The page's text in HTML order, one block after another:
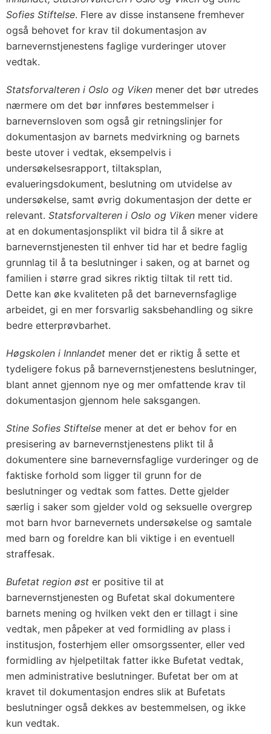
Sofies Stiftelse. Flere av disse instansene fremhever
også behovet for krav til dokumentasjon av
barnevernstjenestens faglige vurderinger utover
vedtak.
Statsforvalteren i Oslo og Viken mener det bør utredes
nærmere om det bør innføres bestemmelser i
barnevernsloven som også gir retningslinjer for
dokumentasjon av barnets medvirkning og barnets
beste utover i vedtak, eksempelvis i
undersøkelsesrapport, tiltaksplan,
evalueringsdokument, beslutning om utvidelse av
undersøkelse, samt øvrig dokumentasjon der dette er
relevant. Statsforvalteren i Oslo og Viken mener videre
at en dokumentasjonsplikt vil bidra til å sikre at
barnevernstjenesten til enhver tid har et bedre faglig
grunnlag til å ta beslutninger i saken, og at barnet og
familien i større grad sikres riktig tiltak til rett tid.
Dette kan øke kvaliteten på det barnevernsfaglige
arbeidet, gi en mer forsvarlig saksbehandling og sikre
bedre etterprøvbarhet.
Høgskolen i Innlandet mener det er riktig å sette et
tydeligere fokus på barnevernstjenestens beslutninger,
blant annet gjennom nye og mer omfattende krav til
dokumentasjon gjennom hele saksgangen.
Stine Sofies Stiftelse mener at det er behov for en
presisering av barnevernstjenestens plikt til å
dokumentere sine barnevernsfaglige vurderinger og de
faktiske forhold som ligger til grunn for de
beslutninger og vedtak som fattes. Dette gjelder
særlig i saker som gjelder vold og seksuelle overgrep
mot barn hvor barnevernets undersøkelse og samtale
med barn og foreldre kan bli viktige i en eventuell
straffesak.
Bufetat region øst er positive til at
barnevernstjenesten og Bufetat skal dokumentere
barnets mening og hvilken vekt den er tillagt i sine
vedtak, men påpeker at ved formidling av plass i
institusjon, fosterhjem eller omsorgssenter, eller ved
formidling av hjelpetiltak fatter ikke Bufetat vedtak,
men administrative beslutninger. Bufetat ber om at
kravet til dokumentasjon endres slik at Bufetats
beslutninger også dekkes av bestemmelsen, og ikke
kun vedtak.